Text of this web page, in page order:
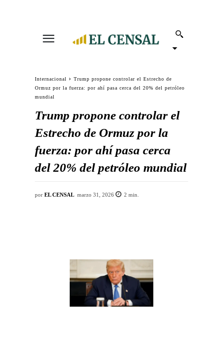
Internacional
Trump propone controlar el Estrecho de
Ormuz por la fuerza: por ahí pasa cerca del 20% del petróleo
mundial
Trump propone controlar el
Estrecho de Ormuz por la
fuerza: por ahí pasa cerca
del 20% del petróleo mundial
por EL CENSAL marzo 31, 2026 2 min.